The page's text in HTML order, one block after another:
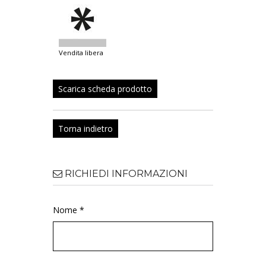
vendita libera
Scarica scheda prodotto
Torna indietro
RICHIEDI INFORMAZIONI
Nome *